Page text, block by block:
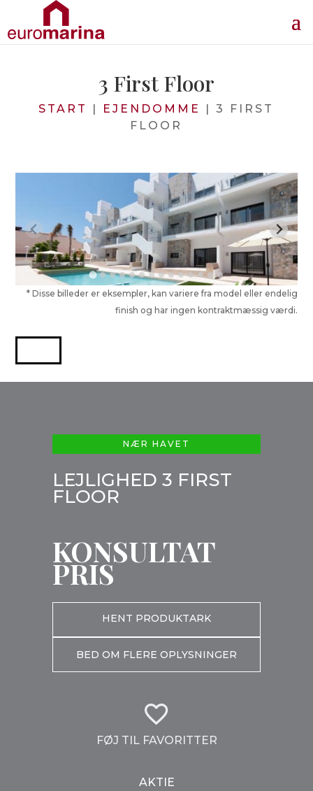
3 First Floor
START | EJENDOMME |3 FIRST
FLOOR
* Disse billeder er eksempler, kan variere fra model eller endelig
finish og har ingen kontraktmæssig værdi.
NÆR HAVET
LEJLIGHED 3 FIRST
FLOOR
KONSULTAT
PRIS
HENT PRODUKTARK
BED OM FLERE OPLYSNINGER
FØJ TIL FAVORITTER
AKTIE